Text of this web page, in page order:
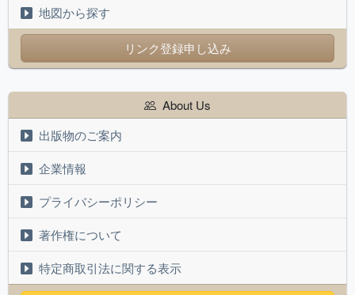
地図から探す
リンク登録申し込み
About Us
出版物のご案内
企業情報
プライバシーポリシー
著作権について
特定商取引法に関する表示